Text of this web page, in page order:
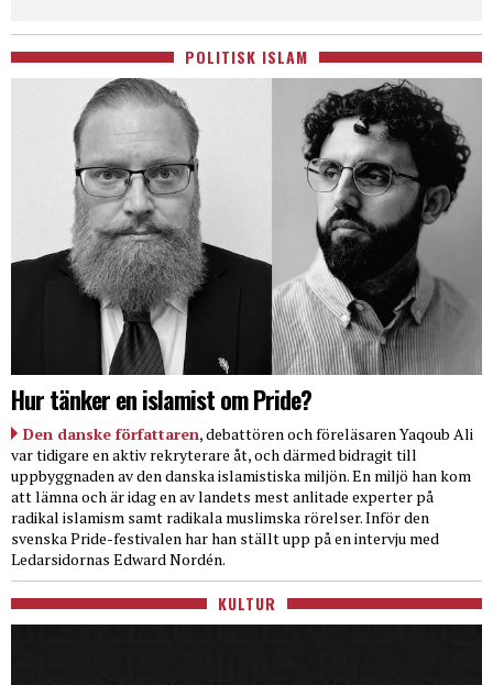
POLITISK ISLAM
Hur tänker en islamist om Pride?
Den danske författaren, debattören och föreläsaren Yaqoub Ali
var tidigare en aktiv rekryterare åt, och därmed bidragit till
uppbyggnaden av den danska islamistiska miljön. En miljö han kom
att lämna och är idag en av landets mest anlitade experter på
radikal islamism samt radikala muslimska rörelser. Inför den
svenska Pride-festivalen har han ställt upp på en intervju med
Ledarsidornas Edward Nordén.
KULTUR